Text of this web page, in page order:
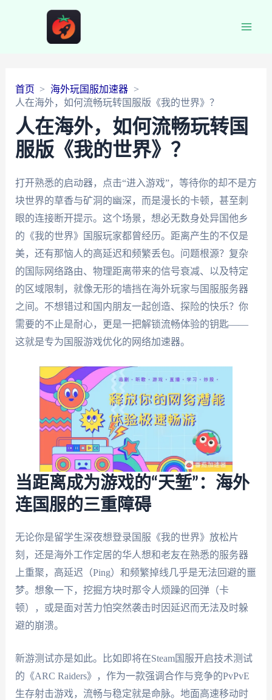
首页
海外玩国服加速器
人在海外，如何流畅玩转国服版《我的世界》？
人在海外，如何流畅玩转国
服版《我的世界》？
打开熟悉的启动器，点击“进入游戏”，等待你的却不是方
块世界的草香与矿洞的幽深，而是漫长的卡顿，甚至刺
眼的连接断开提示。这个场景，想必无数身处异国他乡
的《我的世界》国服玩家都曾经历。距离产生的不仅是
美，还有那恼人的高延迟和频繁丢包。问题根源？复杂
的国际网络路由、物理距离带来的信号衰减、以及特定
的区域限制，就像无形的墙挡在海外玩家与国服服务器
之间。不想错过和国内朋友一起创造、探险的快乐？你
需要的不止是耐心，更是一把解锁流畅体验的钥匙——
这就是专为国服游戏优化的网络加速器。
当距离成为游戏的“天堑”：海外
连国服的三重障碍
无论你是留学生深夜想登录国服《我的世界》放松片
刻，还是海外工作定居的华人想和老友在熟悉的服务器
上重聚，高延迟（Ping）和频繁掉线几乎是无法回避的噩
梦。想象一下，挖掘方块时那令人烦躁的回弹（卡
顿），或是面对苦力怕突然袭击时因延迟而无法及时躲
避的崩溃。
新游测试亦是如此。比如即将在Steam国服开启技术测试
的《ARC Raiders》，作为一款强调合作与竞争的PvPvE
生存射击游戏，流畅与稳定就是命脉。地面高速移动时